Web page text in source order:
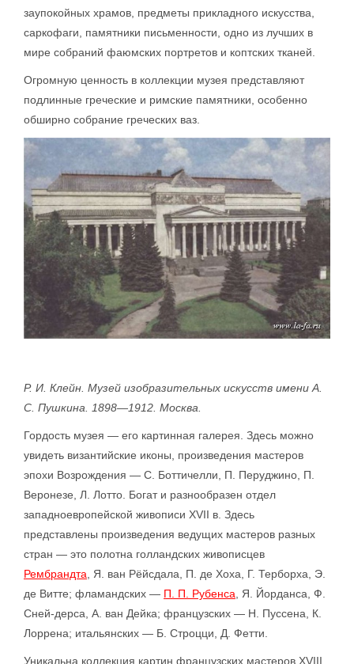
заупокойных храмов, предметы прикладного искусства,
саркофаги, памятники письменности, одно из лучших в
мире собраний фаюмских портретов и коптских тканей.
Огромную ценность в коллекции музея представляют
подлинные греческие и римские памятники, особенно
обширно собрание греческих ваз.
Р. И. Клейн. Музей изобразительных искусств имени А.
С. Пушкина. 1898—1912. Москва.
Гордость музея — его картинная галерея. Здесь можно
увидеть византийские иконы, произведения мастеров
эпохи Возрождения — С. Боттичелли, П. Перуджино, П.
Веронезе, Л. Лотто. Богат и разнообразен отдел
западноевропейской живописи XVII в. Здесь
представлены произведения ведущих мастеров разных
стран — это полотна голландских живописцев
Рембрандта, Я. ван Рёйсдала, П. де Хоха, Г. Терборха, Э.
де Витте; фламандских — П. П. Рубенса, Я. Йорданса, Ф.
Сней-дерса, А. ван Дейка; французских — Н. Пуссена, К.
Лоррена; итальянских — Б. Строцци, Д. Фетти.
Уникальна коллекция картин французских мастеров XVIII